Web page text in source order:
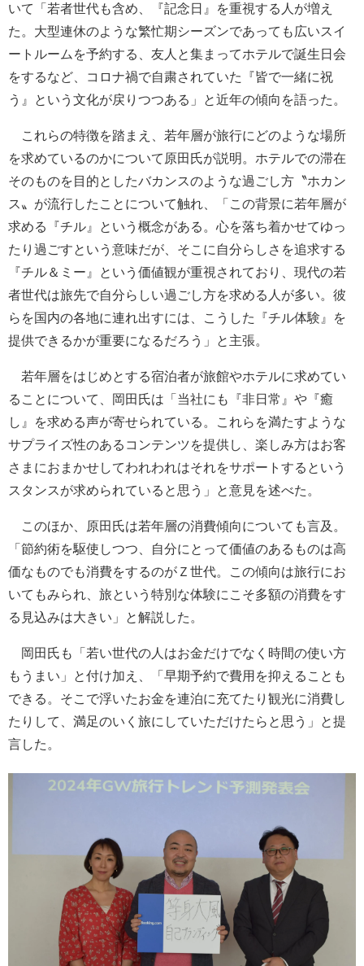
いて「若者世代も含め、『記念日』を重視する人が増え
た。大型連休のような繁忙期シーズンであっても広いスイ
ートルームを予約する、友人と集まってホテルで誕生日会
をするなど、コロナ禍で自粛されていた『皆で一緒に祝
う』という文化が戻りつつある」と近年の傾向を語った。
これらの特徴を踏まえ、若年層が旅行にどのような場所
を求めているのかについて原田氏が説明。ホテルでの滞在
そのものを目的としたバカンスのような過ごし方〝ホカン
ス〟が流行したことについて触れ、「この背景に若年層が
求める『チル』という概念がある。心を落ち着かせてゆっ
たり過ごすという意味だが、そこに自分らしさを追求する
『チル＆ミー』という価値観が重視されており、現代の若
者世代は旅先で自分らしい過ごし方を求める人が多い。彼
らを国内の各地に連れ出すには、こうした『チル体験』を
提供できるかが重要になるだろう」と主張。
若年層をはじめとする宿泊者が旅館やホテルに求めてい
ることについて、岡田氏は「当社にも『非日常』や『癒
し』を求める声が寄せられている。これらを満たすような
サプライズ性のあるコンテンツを提供し、楽しみ方はお客
さまにおまかせしてわれわれはそれをサポートするという
スタンスが求められていると思う」と意見を述べた。
このほか、原田氏は若年層の消費傾向についても言及。
「節約術を駆使しつつ、自分にとって価値のあるものは高
価なものでも消費をするのがＺ世代。この傾向は旅行にお
いてもみられ、旅という特別な体験にこそ多額の消費をす
る見込みは大きい」と解説した。
岡田氏も「若い世代の人はお金だけでなく時間の使い方
もうまい」と付け加え、「早期予約で費用を抑えることも
できる。そこで浮いたお金を連泊に充てたり観光に消費し
たりして、満足のいく旅にしていただけたらと思う」と提
言した。